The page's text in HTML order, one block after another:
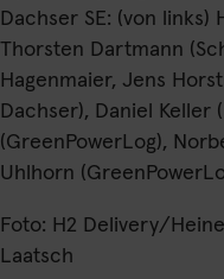
Dachser SE: (von links)
Thorsten Dartmann
Hagenmaier, Jens
Dachser), Daniel Keller
(GreenPowerLog),
Uhlhorn
Foto: H2 Delivery/
Laatsch